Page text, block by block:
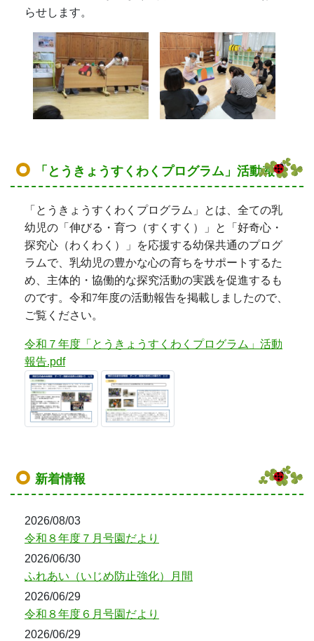
らせします。
「とうきょうすくわくプログラム」活動報告
「とうきょうすくわくプログラム」とは、全ての乳
幼児の「伸びる・育つ（すくすく）」と「好奇心・
探究心（わくわく）」を応援する幼保共通のプログ
ラムで、乳幼児の豊かな心の育ちをサポートするた
め、主体的・協働的な探究活動の実践を促進するも
のです。令和7年度の活動報告を掲載しましたので、
ご覧ください。
令和７年度「とうきょうすくわくプログラム」活動
報告.pdf
新着情報
2026/08/03
令和８年度７月号園だより
2026/06/30
ふれあい（いじめ防止強化）月間
2026/06/29
令和８年度６月号園だより
2026/06/29